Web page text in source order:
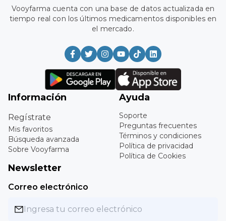
Vooyfarma cuenta con una base de datos actualizada en
tiempo real con los últimos medicamentos disponibles en
el mercado.
Información
Regístrate
Mis favoritos
Búsqueda avanzada
Sobre Vooyfarma
Ayuda
Soporte
Preguntas frecuentes
Términos y condiciones
Política de privacidad
Política de Cookies
Newsletter
Correo electrónico